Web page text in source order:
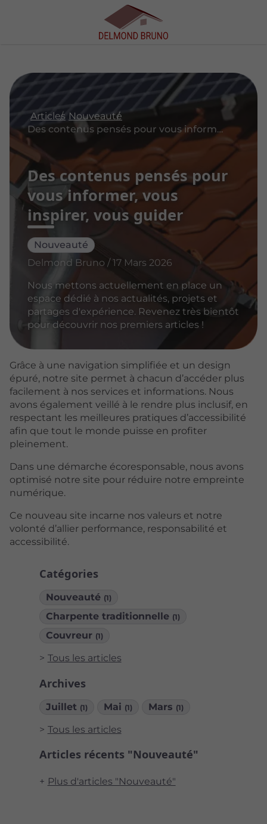
Catégories
Nouveauté (1)
Charpente traditionnelle (1)
Couvreur (1)
Tous les articles
Archives
Juillet (1) Mai (1) Mars (1)
Tous les articles
Articles récents "Nouveauté"
Plus d'articles "Nouveauté"
Articles Nouveauté
Des contenus pensés pour vous informer, vous inspirer, vous guider
Des contenus pensés pour
vous informer, vous
inspirer, vous guider
Nouveauté
Delmond Bruno / 17 Mars 2026
Nous mettons actuellement en place un
espace dédié à nos actualités, projets et
partages d'expérience. Revenez très bientôt
pour découvrir nos premiers articles !
Grâce à une navigation simplifiée et un design
épuré, notre site permet à chacun d’accéder plus
facilement à nos services et informations. Nous
avons également veillé à le rendre plus inclusif, en
respectant les meilleures pratiques d’accessibilité
afin que tout le monde puisse en profiter
pleinement.
Dans une démarche écoresponsable, nous avons
optimisé notre site pour réduire notre empreinte
numérique.
Ce nouveau site incarne nos valeurs et notre
volonté d’allier performance, responsabilité et
accessibilité.